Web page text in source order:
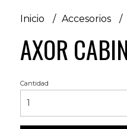
Inicio Accesorios
AXOR
Cantidad